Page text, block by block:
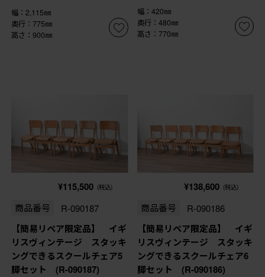
幅：2,115㎜
奥行：775㎜
高さ：900㎜
幅：420㎜
奥行：480㎜
高さ：770㎜
¥115,500 (税込)
商品番号 R-090187
【簡易リペア限定品】 イギ
リスヴィンテージ スタッキ
ングできるスクールチェア5
脚セット (R-090187)
¥138,600 (税込)
商品番号 R-090186
【簡易リペア限定品】 イギ
リスヴィンテージ スタッキ
ングできるスクールチェア6
脚セット (R-090186)